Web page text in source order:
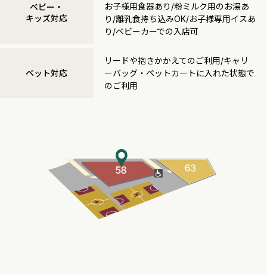
ベビー・
キッズ対応
お子様用食器あり/粉ミルク用のお湯あ
り/離乳食持ち込みOK/お子様専用イスあ
り/ベビーカーでの入店可
ペット対応
リードや抱きかかえてのご利用/キャリ
ーバッグ・ペットカートに入れた状態で
のご利用